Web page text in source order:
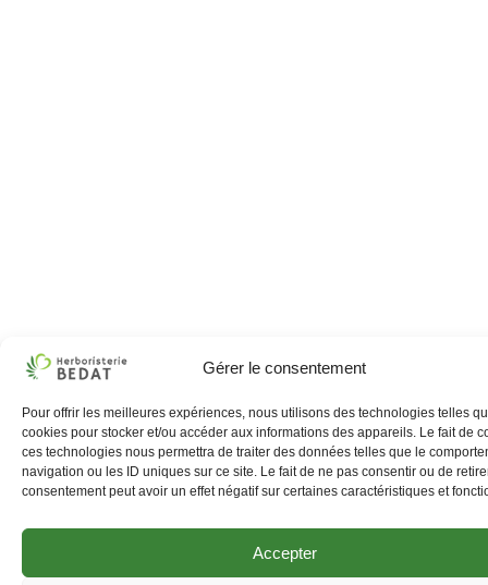
Gérer le consentement
Pour offrir les meilleures expériences, nous utilisons des technologies telles
cookies pour stocker et/ou accéder aux informations des appareils. Le fait de
ces technologies nous permettra de traiter des données telles que le
navigation ou les ID uniques sur ce site. Le fait de ne pas consentir ou de
consentement peut avoir un effet négatif sur certaines caractéristiques et
Accepter